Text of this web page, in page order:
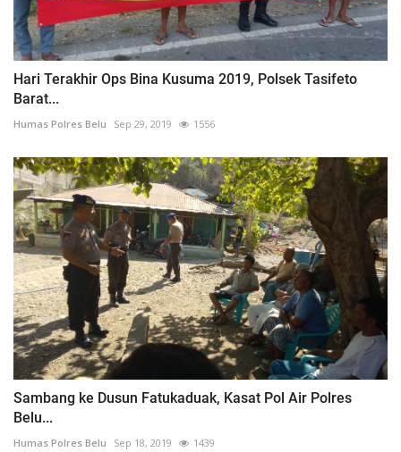
Hari Terakhir Ops Bina Kusuma 2019, Polsek Tasifeto
Barat...
Humas Polres Belu Sep 29, 2019 1556
Sambang ke Dusun Fatukaduak, Kasat Pol Air Polres
Belu...
Humas Polres Belu Sep 18, 2019 1439